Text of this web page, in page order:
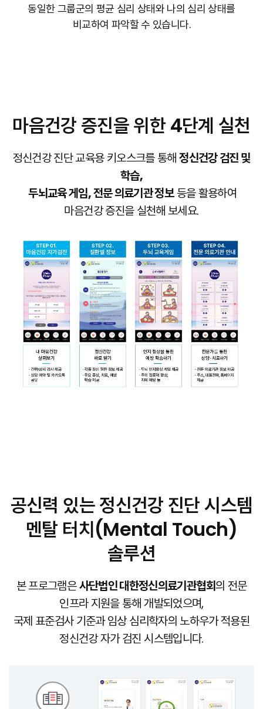
동일한 그룹군의 평균 심리 상태와 나의 심리 상태를
비교하여 파악할 수 있습니다.
마음건강 증진을 위한 4단계 실천
정신건강 진단 교육용 키오스크를 통해정신건강 검진 및
학습,
두뇌교육 게임, 전문 의료기관 정보등을 활용하여
마음건강 증진을 실천해 보세요.
공신력 있는 정신건강 진단 시스템
멘탈 터치(Mental Touch)
솔루션
본 프로그램은사단법인 대한정신의료기관협회의 전문
인프라 지원을 통해 개발되었으며,
국제 표준검사 기준과 임상 심리학자의 노하우가 적용된
정신건강 자가 검진 시스템입니다.